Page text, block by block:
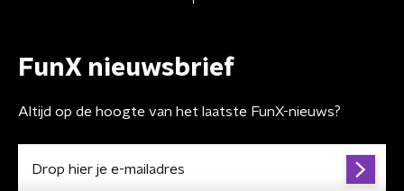
FunX nieuwsbrief
Altijd op de hoogte van het laatste FunX-nieuws?